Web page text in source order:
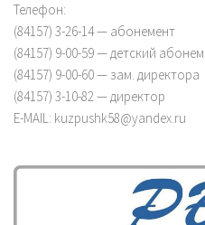
Телефон:
(84157) 3-26-14 — абонемент
(84157) 9-00-59 — детский
(84157) 9-00-60 — зам. директора
(84157) 3-10-82 — директор
E-MAIL: kuzpushk58@yandex.ru